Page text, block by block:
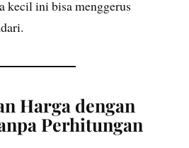
kecil ini bisa menggerus
Harga dengan
Perhitungan